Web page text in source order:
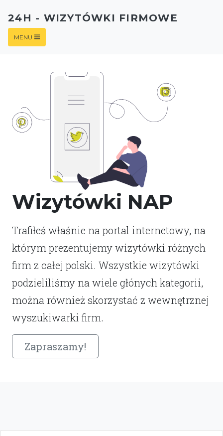
Wizytówki NAP
Trafiłeś właśnie na portal internetowy, na
którym prezentujemy wizytówki różnych
firm z całej polski. Wszystkie wizytówki
podzieliliśmy na wiele głónych kategorii,
można również skorzystać z wewnętrznej
wyszukiwarki firm.
Zapraszamy!
24H - WIZYTÓWKI FIRMOWE
MENU